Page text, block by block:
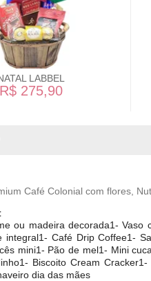
LABBEL
R$ 275,90
Café Colonial com flores,
ou madeira decorada1-
integral1- Café Drip Coffee1-
mini1- Pão de mel1- Mini
Biscoito Cream
dia das mães